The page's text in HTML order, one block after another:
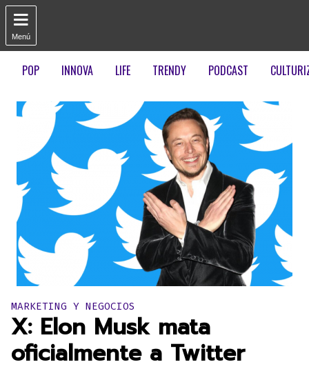

Menú
POP INNOVA LIFE TRENDY PODCAST
Publicado en:
MARKETING Y NEGOCIOS
X: Elon Musk mata
oficialmente a Twitter